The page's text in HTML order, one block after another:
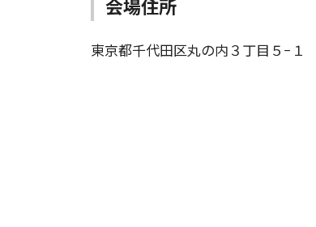
会場住所
東京都千代田区丸の内３丁目５−１